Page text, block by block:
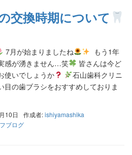
交換時期について
7月が始まりましたね
もう1年
感が湧きません…笑
皆さんは今ど
使いでしょうか
石山歯科クリニ
目の歯ブラシをおすすめしておりま
10日 作成者:ishiyamashika
ブログ